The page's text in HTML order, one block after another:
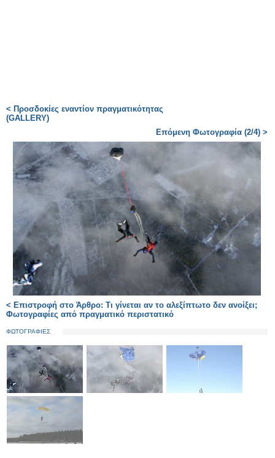
< Προσδοκίες εναντίον πραγματικότητας
(GALLERY)
Επόμενη Φωτογραφία (2/4) >
< Επιστροφή στο Άρθρο: Τι γίνεται αν το αλεξίπτωτο δεν ανοίξει;
Φωτογραφίες από πραγματικό περιστατικό
ΦΩΤΟΓΡΑΦΙΕΣ